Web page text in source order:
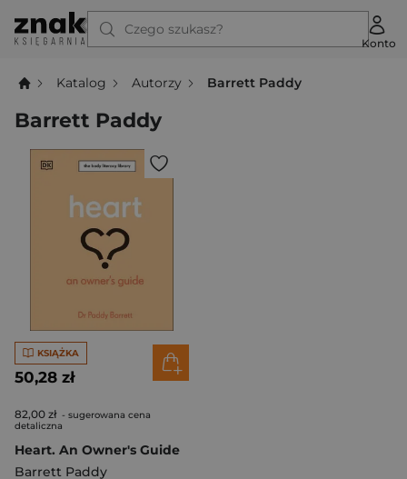
Czego szukasz?
Konto
Katalog Autorzy Barrett Paddy
Barrett Paddy
KSIĄŻKA
50,28 zł
82,00 zł - sugerowana cena
detaliczna
Heart. An Owner's Guide
Barrett Paddy